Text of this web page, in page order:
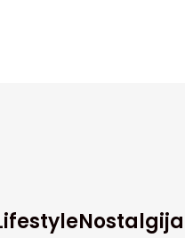
Nostalgija